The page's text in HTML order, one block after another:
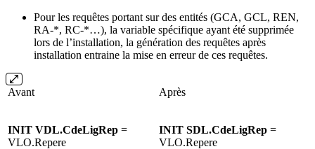
Pour les requêtes portant sur des entités (GCA, GCL, REN,
RA-*, RC-*…), la variable spécifique ayant été supprimée
lors de l’installation, la génération des requêtes après
installation entraine la mise en erreur de ces requêtes.
Avant Après
INIT VDL.CdeLigRep =
VLO.Repere
INIT SDL.CdeLigRep =
VLO.Repere